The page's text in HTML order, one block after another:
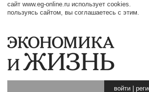
сайт www.eg-online.ru использует cookies.
пользуясь сайтом, вы соглашаетесь с этим.
войти